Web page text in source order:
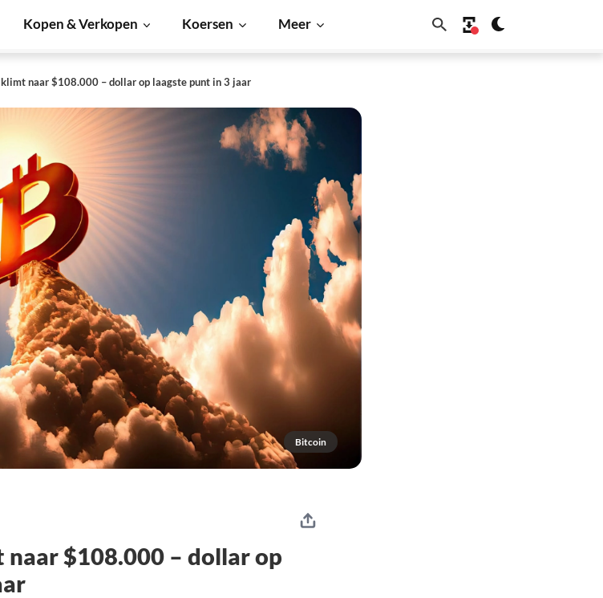
Kopen & Verkopen Koersen Meer
naar $108.000 – dollar op laagste punt in 3 jaar
Bitcoin
$108.000 – dollar op